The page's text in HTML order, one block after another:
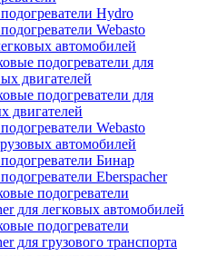
Hydro
Webasto
автомобилей
подогреватели для
двигателей
подогреватели для
двигателей
Webasto
автомобилей
Бинар
Eberspacher
подогреватели
для легковых автомобилей
подогреватели
для грузового транспорта